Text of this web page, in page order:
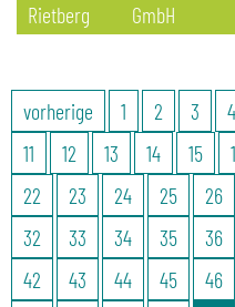
Rietberg
GmbH
vorherige 1 2 3 4
11
12 13 14 15
22
23 24 25 26
32
33 34 35 36
42
43 44 45 46